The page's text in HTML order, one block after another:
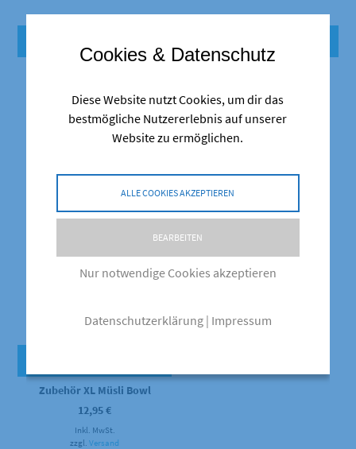
zzgl.Versand
Lieferzeit: ca. 5-7 Werktage
zzgl. Versand
Lieferzeit: ca. 5-7 Werktage
Zubehör XL Müsli Bowl
12,95€
Inkl. MwSt.
zzgl.Versand
Cookies & Datenschutz
Diese Website nutzt Cookies, um dir das
bestmögliche Nutzererlebnis auf unserer
Website zu ermöglichen.
ALLE COOKIES AKZEPTIEREN
BEARBEITEN
Nur notwendige Cookies akzeptieren
Datenschutzerklärung | Impressum